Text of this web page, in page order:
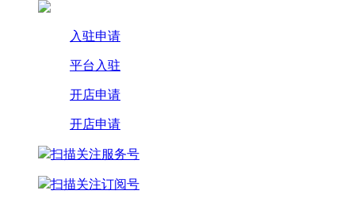
入驻申请
平台入驻
开店申请
开店申请
扫描关注服务号
扫描关注订阅号